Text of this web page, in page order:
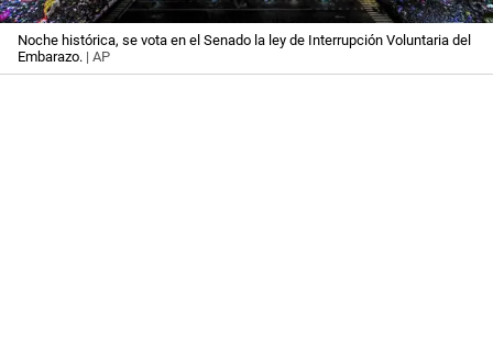
Noche histórica, se vota en el Senado la ley de Interrupción Voluntaria del
Embarazo. | AP